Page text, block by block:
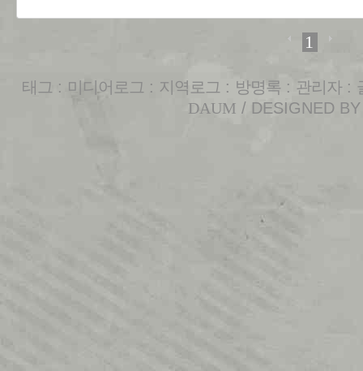
1
태그 : 미디어로그 : 지역로그 : 방명록 : 관리자 :
DAUM / DESIGNED